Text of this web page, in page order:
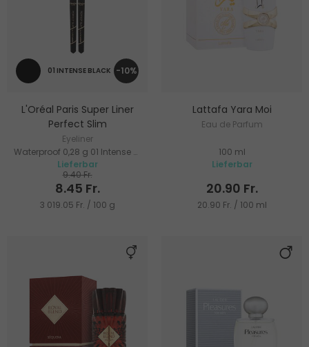
-10%
01 INTENSE BLACK
L'Oréal Paris Super Liner
Perfect Slim
Eyeliner
Waterproof 0,28 g 01 Intense Black
Lieferbar
9.40 Fr.
8.45 Fr.
3 019.05 Fr. / 100 g
Lattafa Yara Moi
Eau de Parfum
100 ml
Lieferbar
20.90 Fr.
20.90 Fr. / 100 ml